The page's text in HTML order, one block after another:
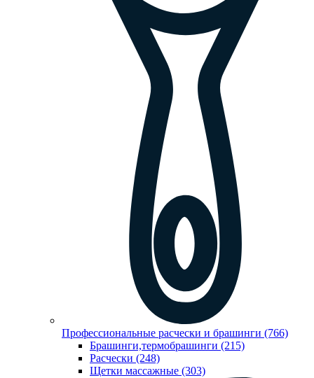
Профессиональные расчески и брашинги (766)
Брашинги,термобрашинги (215)
Расчески (248)
Щетки массажные (303)